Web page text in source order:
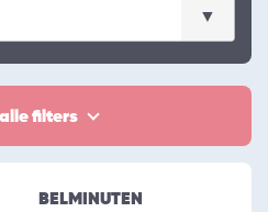
filters
BELMINUTEN